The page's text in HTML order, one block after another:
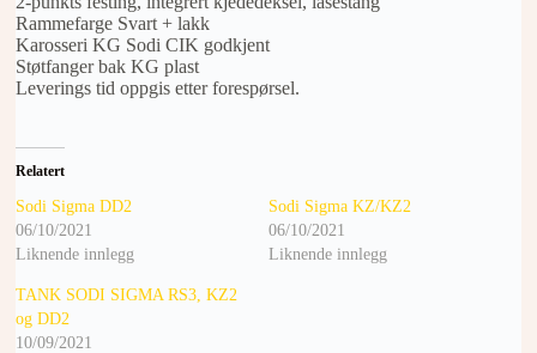
Rammefarge Svart + lakk
Karosseri KG Sodi CIK godkjent
Støtfanger bak KG plast
Leverings tid oppgis etter forespørsel.
Relatert
Sodi Sigma DD2
06/10/2021
Liknende innlegg
Sodi Sigma KZ/KZ2
06/10/2021
Liknende innlegg
TANK SODI SIGMA RS3, KZ2
og DD2
10/09/2021